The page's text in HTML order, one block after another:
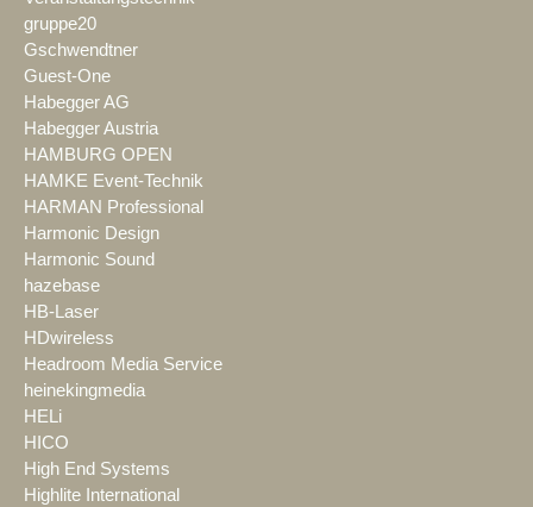
gruppe20
Gschwendtner
Guest-One
Habegger AG
Habegger Austria
HAMBURG OPEN
HAMKE Event-Technik
HARMAN Professional
Harmonic Design
Harmonic Sound
hazebase
HB-Laser
HDwireless
Headroom Media Service
heinekingmedia
HELi
HICO
High End Systems
Highlite International